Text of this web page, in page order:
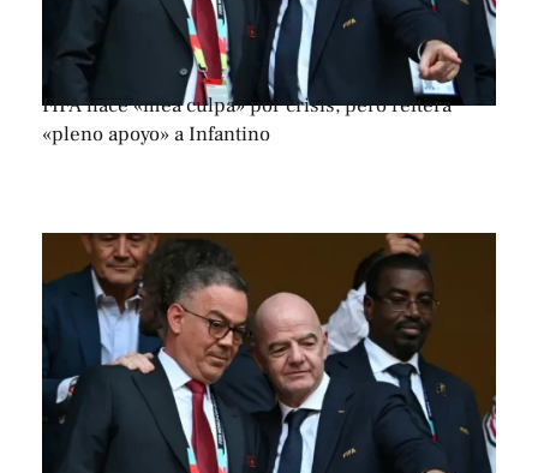
FIFA hace «mea culpa» por crisis, pero reitera
«pleno apoyo» a Infantino